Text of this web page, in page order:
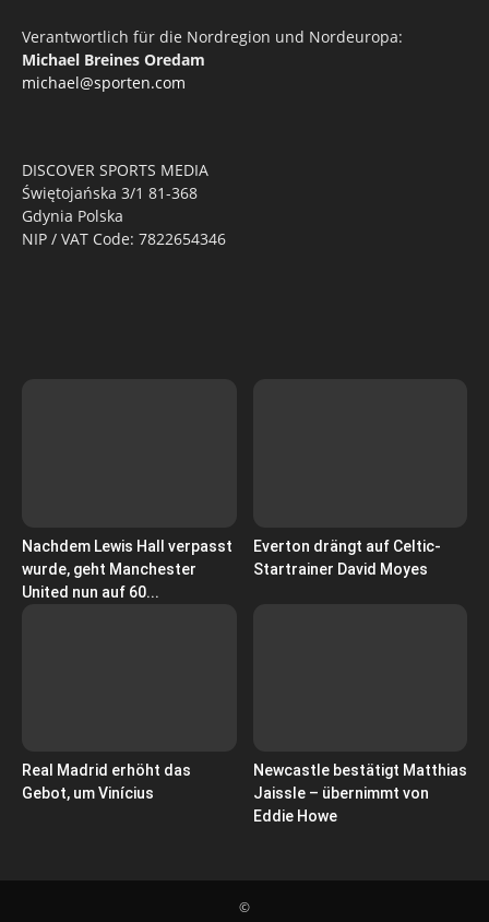
Verantwortlich für die Nordregion und Nordeuropa:
Michael Breines Oredam
michael@sporten.com
DISCOVER SPORTS MEDIA
Świętojańska 3/1 81-368
Gdynia Polska
NIP / VAT Code: 7822654346
Nachdem Lewis Hall verpasst
wurde, geht Manchester
United nun auf 60...
Everton drängt auf Celtic-
Startrainer David Moyes
Real Madrid erhöht das
Gebot, um Vinícius
Newcastle bestätigt Matthias
Jaissle – übernimmt von
Eddie Howe
©